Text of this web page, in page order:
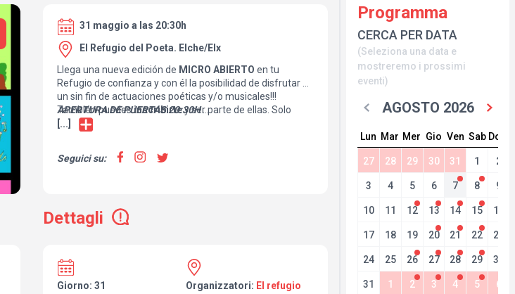
31 maggio a las 20:30h
El Refugio del Poeta. Elche/Elx
Llega una nueva edición de MICRO ABIERTO en tu
Refugio de confianza y con él la posibilidad de disfrutar de
un sin fin de actuaciones poéticas y/o musicales!!!
También puedesinscribirtey ser parte de ellas. Solo
tienes que
Cerveza, Vino…) o1 copa
esperamos!!!
APERTURA DE PUERTAS 20:30H
ANTICIPADAS 6€
[...]
Seguici su:
Dettagli
Giorno: 31
Organizzatori: El refugio
Programma
CERCA PER DATA
(Seleziona una data e
mostreremo i prossimi
eventi)
AGOSTO 2026
Lun Mar Mer Gio Ven Sab Dom
27 28 29 30 31 1 2
3 4 5 6 7 8 9
10 11 12 13 14 15 16
17 18 19 20 21 22 23
24 25 26 27 28 29 30
31 1 2 3 4 5 6